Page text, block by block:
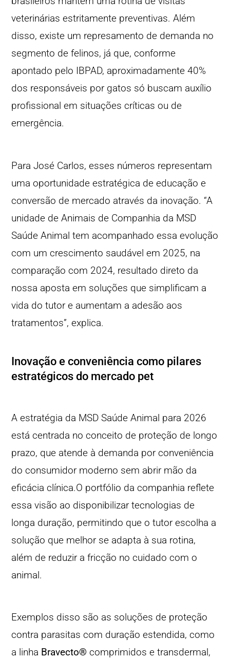
veterinárias estritamente preventivas. Além
disso, existe um represamento de demanda no
segmento de felinos, já que, conforme
apontado pelo IBPAD, aproximadamente 40%
dos responsáveis por gatos só buscam auxílio
profissional em situações críticas ou de
emergência.
Para José Carlos, esses números representam
uma oportunidade estratégica de educação e
conversão de mercado através da inovação. “A
unidade de Animais de Companhia da MSD
Saúde Animal tem acompanhado essa evolução
com um crescimento saudável em 2025, na
comparação com 2024, resultado direto da
nossa aposta em soluções que simplificam a
vida do tutor e aumentam a adesão aos
tratamentos”, explica.
Inovação e conveniência como pilares
estratégicos do mercado pet
A estratégia da MSD Saúde Animal para 2026
está centrada no conceito de proteção de longo
prazo, que atende à demanda por conveniência
do consumidor moderno sem abrir mão da
eficácia clínica.O portfólio da companhia reflete
essa visão ao disponibilizar tecnologias de
longa duração, permitindo que o tutor escolha a
solução que melhor se adapta à sua rotina,
além de reduzir a fricção no cuidado com o
animal.
Exemplos disso são as soluções de proteção
contra parasitas com duração estendida, como
a linha Bravecto®comprimidos e transdermal,